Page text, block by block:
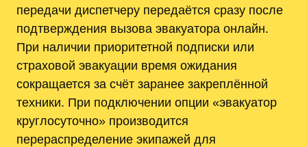
передачи диспетчеру передаётся сразу после
подтверждения вызова эвакуатора онлайн.
При наличии приоритетной подписки или
страховой эвакуации время ожидания
сокращается за счёт заранее закреплённой
техники. При подключении опции «эвакуатор
круглосуточно» производится
перераспределение экипажей для